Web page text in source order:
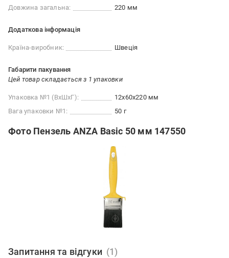
Довжина загальна:
220 мм
Додаткова інформація
Країна-виробник: Швеція
Габарити пакування
Цей товар складається з 1 упаковки
Упаковка №1 (ВхШхГ):
12x60x220 мм
Вага упаковки №1:
50 г
Фото Пензель ANZA Basic 50 мм 147550
Запитання та відгуки